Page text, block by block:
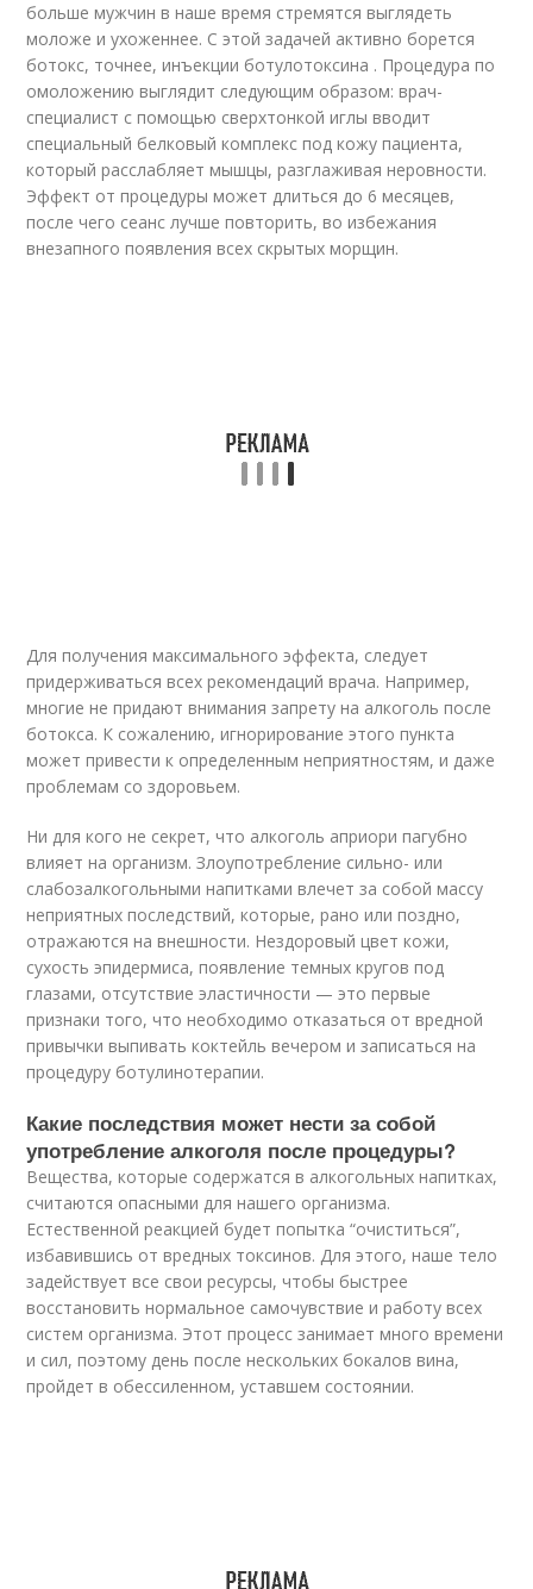
больше мужчин в наше время стремятся выглядеть
моложе и ухоженнее. С этой задачей активно борется
ботокс, точнее, инъекции ботулотоксина . Процедура по
омоложению выглядит следующим образом: врач-
специалист с помощью сверхтонкой иглы вводит
специальный белковый комплекс под кожу пациента,
который расслабляет мышцы, разглаживая неровности.
Эффект от процедуры может длиться до 6 месяцев,
после чего сеанс лучше повторить, во избежания
внезапного появления всех скрытых морщин.
Для получения максимального эффекта, следует
придерживаться всех рекомендаций врача. Например,
многие не придают внимания запрету на алкоголь после
ботокса. К сожалению, игнорирование этого пункта
может привести к определенным неприятностям, и даже
проблемам со здоровьем.
Ни для кого не секрет, что алкоголь априори пагубно
влияет на организм. Злоупотребление сильно- или
слабозалкогольными напитками влечет за собой массу
неприятных последствий, которые, рано или поздно,
отражаются на внешности. Нездоровый цвет кожи,
сухость эпидермиса, появление темных кругов под
глазами, отсутствие эластичности — это первые
признаки того, что необходимо отказаться от вредной
привычки выпивать коктейль вечером и записаться на
процедуру ботулинотерапии.
Какие последствия может нести за собой
употребление алкоголя после процедуры?
Вещества, которые содержатся в алкогольных напитках,
считаются опасными для нашего организма.
Естественной реакцией будет попытка “очиститься”,
избавившись от вредных токсинов. Для этого, наше тело
задействует все свои ресурсы, чтобы быстрее
восстановить нормальное самочувствие и работу всех
систем организма. Этот процесс занимает много времени
и сил, поэтому день после нескольких бокалов вина,
пройдет в обессиленном, уставшем состоянии.